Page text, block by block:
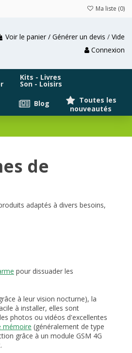
Ma liste (0)
Voir le panier / Générer un devis / Vide
Connexion
Kits - Livres
Son - Loisirs
Toutes les
nouveautés
Blog
de
adaptés à divers besoins,
pour dissuader les
à leur vision nocturne), la
à installer, elles sont
photos ou vidéos d'excellentes
mémoire (généralement de type
grâce à un module GSM 4G